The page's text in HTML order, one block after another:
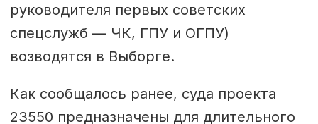
руководителя первых советских
спецслужб — ЧК, ГПУ и ОГПУ)
возводятся в Выборге.
Как сообщалось ранее, суда проекта
23550 предназначены для длительного